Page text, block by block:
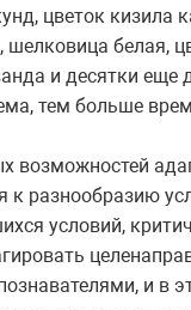
цветок кизила
белая,
и десятки еще
тем больше
возможностей
разнообразию
условий,
и в